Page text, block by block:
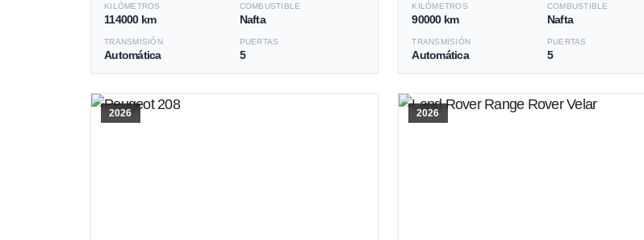
KILÓMETROS
114000 km
COMBUSTIBLE
Nafta
TRANSMISIÓN
Automática
PUERTAS
5
KILÓMETROS
90000 km
COMBUSTIBLE
Nafta
TRANSMISIÓN
Automática
PUERTAS
5
2026 2026